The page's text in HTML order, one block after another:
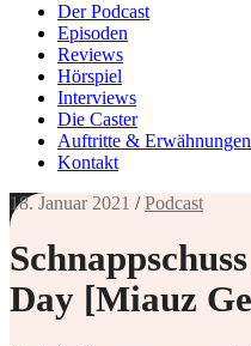
Der Podcast
Episoden
Reviews
Hörspiel
Interviews
Die Caster
Auftritte & Erwähnungen
Kontakt
18. Januar 2021 /Podcast
Day [Miauz